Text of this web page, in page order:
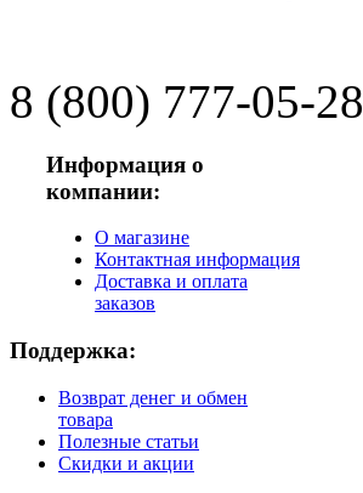
8 (800) 777-05-28
Информация о
компании:
О магазине
Контактная информация
Доставка и оплата
заказов
Поддержка:
Возврат денег и обмен
товара
Полезные статьи
Скидки и акции